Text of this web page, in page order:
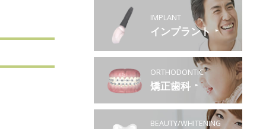
IMPLANT
インプラント
ORTHODONTIC
矯正歯科
BEAUTY/WHITENING